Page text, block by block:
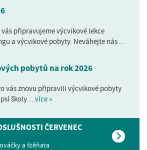
vás připravujeme výcvikové lekce
a výcvikové pobyty. Neváhejte nás …
pobytů na rok 2026
vás znovu připravili výcvikové pobyty
školy …více »
ČERVENEC
a štěňata